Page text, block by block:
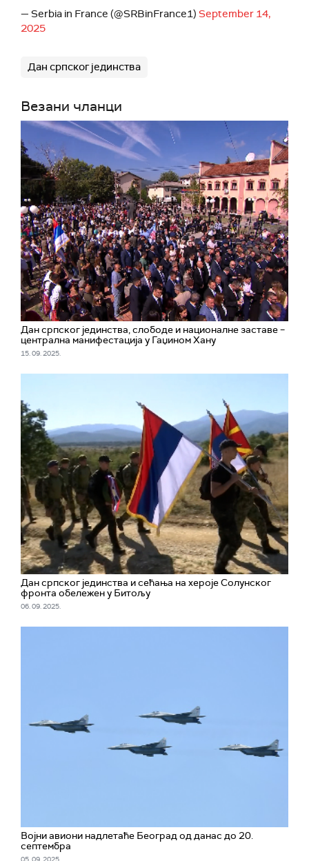
— Serbia in France (@SRBinFrance1) September 14,
2025
Дан српског јединства
Везани чланци
Дан српског јединства, слободе и националне заставе –
централна манифестација у Гаџином Хану
15. 09. 2025.
Дан српског јединства и сећања на хероје Солунског
фронта обележен у Битољу
06. 09. 2025.
Војни авиони надлетаће Београд од данас до 20.
септембра